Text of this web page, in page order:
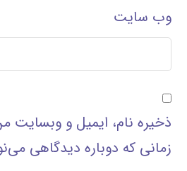
وب‌ سایت
ذخیره نام، ایمیل و وبسایت
زمانی که دوباره دیدگاهی